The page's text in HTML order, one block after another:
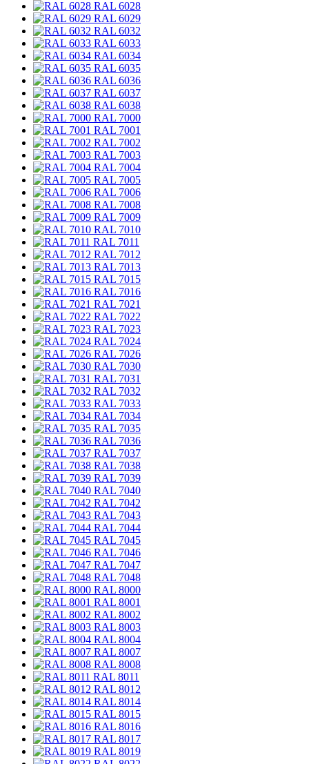
RAL 6028
RAL 6029
RAL 6032
RAL 6033
RAL 6034
RAL 6035
RAL 6036
RAL 6037
RAL 6038
RAL 7000
RAL 7001
RAL 7002
RAL 7003
RAL 7004
RAL 7005
RAL 7006
RAL 7008
RAL 7009
RAL 7010
RAL 7011
RAL 7012
RAL 7013
RAL 7015
RAL 7016
RAL 7021
RAL 7022
RAL 7023
RAL 7024
RAL 7026
RAL 7030
RAL 7031
RAL 7032
RAL 7033
RAL 7034
RAL 7035
RAL 7036
RAL 7037
RAL 7038
RAL 7039
RAL 7040
RAL 7042
RAL 7043
RAL 7044
RAL 7045
RAL 7046
RAL 7047
RAL 7048
RAL 8000
RAL 8001
RAL 8002
RAL 8003
RAL 8004
RAL 8007
RAL 8008
RAL 8011
RAL 8012
RAL 8014
RAL 8015
RAL 8016
RAL 8017
RAL 8019